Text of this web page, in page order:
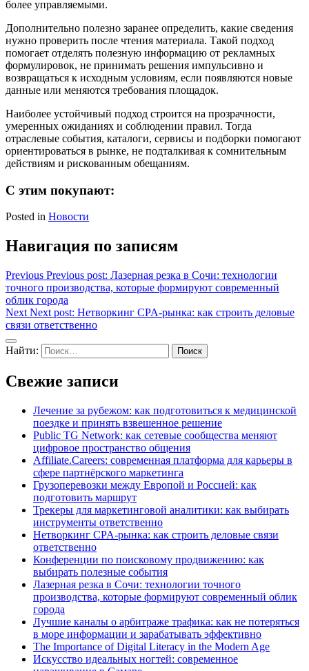
более управляемыми.
Дополнительно полезно заранее определить, какие сведения
нужно проверить после чтения материала. Такой подход
помогает отделять полезную информацию от рекламных
формулировок, не принимать решения импульсивно и
возвращаться к исходным условиям, если появляются новые
данные или меняются требования площадок.
Наиболее устойчивый подход строится на прозрачности,
умеренных ожиданиях и соблюдении правил. Тогда
отраслевые события, каталоги, сервисы и подборки помогают
ориентироваться в рынке, не подталкивая к сомнительным
действиям и рискованным обещаниям.
С этим покупают:
Posted in Новости
Навигация по записям
Previous Previous post: Лазерная резка в Сочи: технологии
точного производства, которые формируют современный
облик города
Next Next post: Нетворкинг CPA-рынка: как строить деловые
связи ответственно
Найти:
Свежие записи
Лечение за рубежом: как подготовиться к медицинской
поездке и принять взвешенное решение
Public TG Network: как сетевые сообщества меняют
цифровое пространство общения
Affiliate.Careers: современная платформа для карьеры в
сфере партнёрского маркетинга
Грузоперевозки между Европой и Россией: как
подготовить маршрут
Трекеры для маркетинговой аналитики: как выбирать
инструменты ответственно
Нетворкинг CPA-рынка: как строить деловые связи
ответственно
Конференции по поисковому продвижению: как
выбирать полезные события
Лазерная резка в Сочи: технологии точного
производства, которые формируют современный облик
города
Лучшие каналы о арбитраже трафика: как не потеряться
в море информации и зарабатывать эффективно
The Importance of Digital Literacy in the Modern Age
Искусство идеальных ногтей: современное